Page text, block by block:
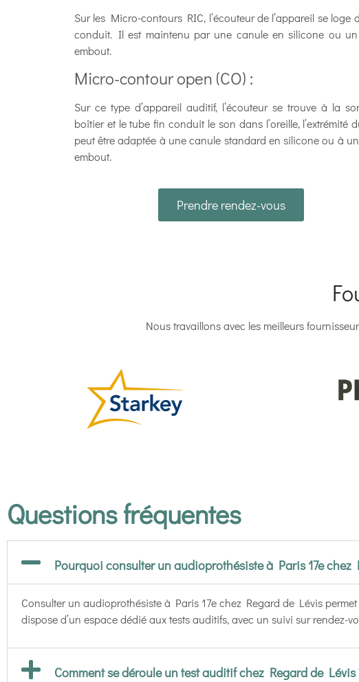
Sur les Micro-contours RIC, l’écouteur de l’appareil se loge
conduit. Il est maintenu par une canule en silicone ou
embout.
Micro-contour open (CO) :
Sur ce type d’appareil auditif, l’écouteur se trouve à la
boîtier et le tube fin conduit le son dans l’oreille, l’extrémité
peut être adaptée à une canule standard en silicone ou à
embout.
Prendre rendez-vous
Nous travaillons avec les meilleurs
Questions fréquentes
Pourquoi consulter un audioprothésiste à Paris 17e chez
Consulter un audioprothésiste à Paris 17e chez Regard de Lévis
dispose d’un espace dédié aux tests auditifs, avec un suivi sur
Comment se déroule un test auditif chez Regard de Lévis